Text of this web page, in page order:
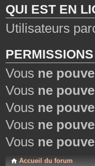
QUI EST EN
Utilisateurs
Vous ne
Vous ne
Vous ne
Vous ne
Vous ne
Accueil du forum